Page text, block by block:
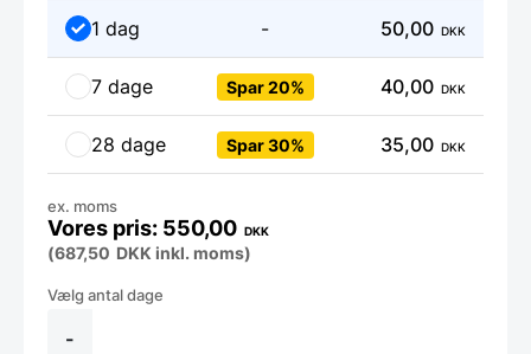
1 dag - 50,00 DKK
7 dage Spar 20% 40,00 DKK
28 dage Spar 30% 35,00 DKK
-
Stor
antal
550,00 DKK
ex. moms
(687,50 DKK inkl. moms)